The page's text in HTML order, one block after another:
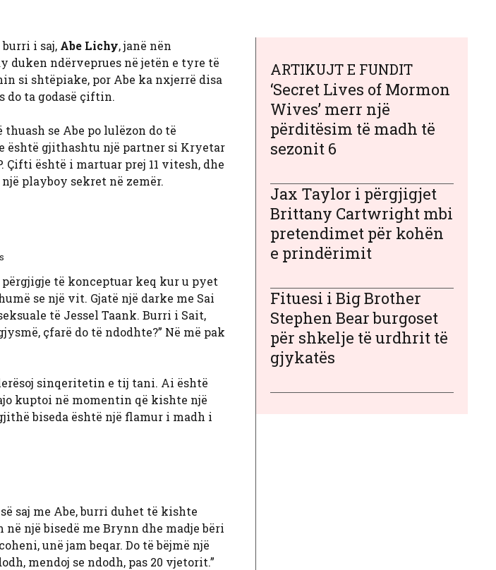
burri i saj, Abe Lichy, janë nën
duken ndërveprues në jetën e tyre të
si shtëpiake, por Abe ka nxjerrë disa
do ta godasë çiftin.
se Abe po lulëzon do të
është gjithashtu një partner si Kryetar
është i martuar prej 11 vitesh, dhe
playboy sekret në zemër.
të konceptuar keq kur u pyet
se një vit. Gjatë një darke me Sai
të Jessel Taank. Burri i Sait,
çfarë do të ndodhte?” Në më pak
sinqeritetin e tij tani. Ai është
kuptoi në momentin që kishte një
biseda është një flamur i madh i
saj me Abe, burri duhet të kishte
një bisedë me Brynn dhe madje bëri
unë jam beqar. Do të bëjmë një
mendoj se ndodh, pas 20 vjetorit.”
ARTIKUJT E FUNDIT
‘Secret Lives of Mormon
Wives’ merr një
përditësim të madh të
sezonit 6
Jax Taylor i përgjigjet
Brittany Cartwright mbi
pretendimet për kohën
e prindërimit
Fituesi i Big Brother
Stephen Bear burgoset
për shkelje të urdhrit të
gjykatës